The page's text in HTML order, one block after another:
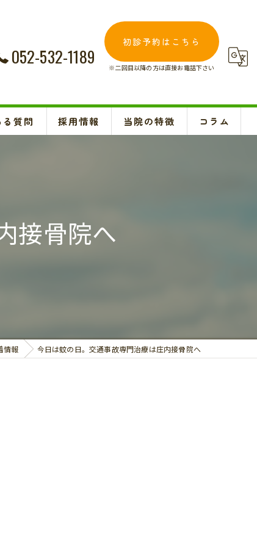
052-532-1189
初診予約はこちら
※二回目以降の方は直接お電話下さい
る質問 採用情報 当院の特徴 コラム
接骨院へ
情報 今日は蚊の日。交通事故専門治療は庄内接骨院へ